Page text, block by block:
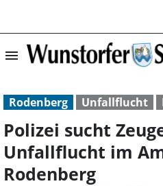
menu
Rodenberg Unfallflucht
Polizei sucht
Unfallflucht im
Rodenberg